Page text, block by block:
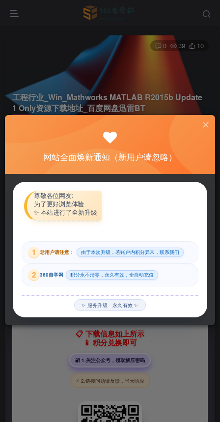
工程行业_Win_Mathworks MATLAB R2015b Update
1 Only资源下载地址_百度网盘迅雷BT
0 39 10
热心网友 关注
此内容为付费资源，请付费后查看
29积分
付费资源
📋 下载信息如上所示
📱 积分兑换即可
🔐 1.关注公众号，领取解压密码
⚡ 2.链接问题请反馈，当天响应
网站全面焕新通知（新用户请忽略）
尊敬各位网友:
为了更好浏览体验
✨ 本站进行了全新升级
1 老用户请注意： 由于本次升级，若账户内积分异常，联系我们
2 360自学网 积分永不清零，永久有效，全自动充值
✨ 服务升级 · 永久有效 ✨